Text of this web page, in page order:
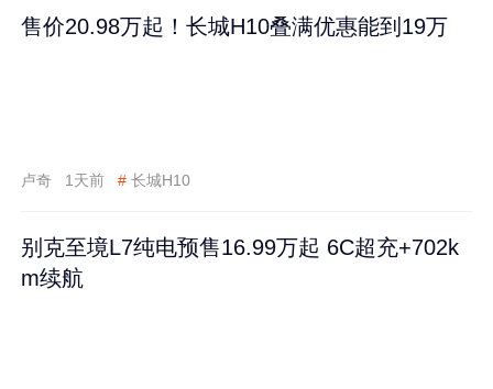
售价20.98万起！长城H10叠满优惠能到19万
卢奇 1天前 # 长城H10
别克至境L7纯电预售16.99万起 6C超充+702k
m续航